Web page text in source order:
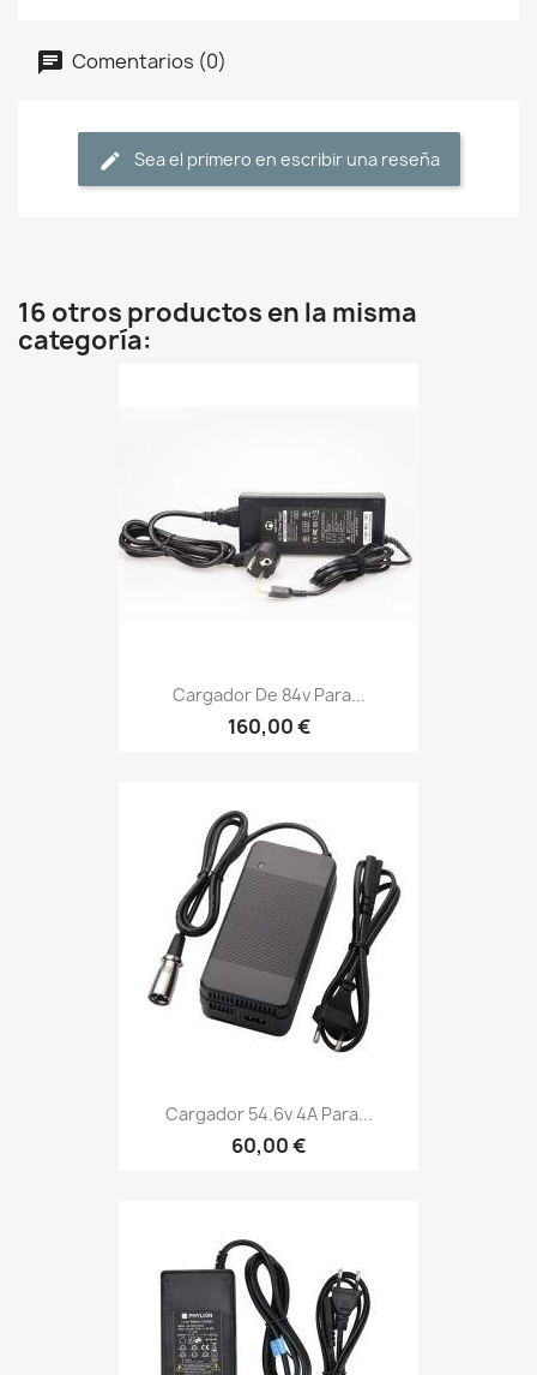
Comentarios (0)
Sea el primero en escribir una reseña
16 otros productos en la misma
categoría:
Cargador De 84v Para...
160,00 €
Cargador 54.6v 4A Para...
60,00 €